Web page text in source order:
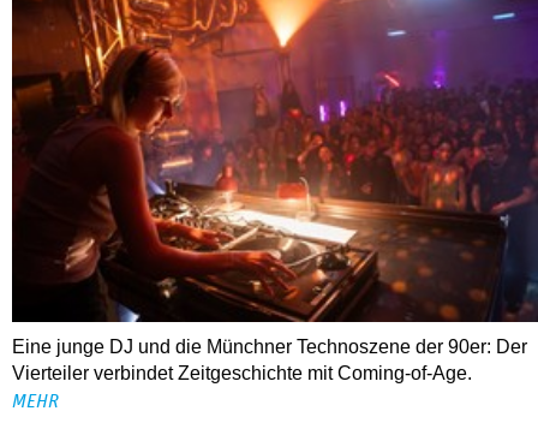
Eine junge DJ und die Münchner Technoszene der 90er: Der
Vierteiler verbindet Zeitgeschichte mit Coming-of-Age.
MEHR